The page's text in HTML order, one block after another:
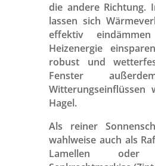
die andere Richtung.
lassen sich
effektiv
Heizenergie
robust und
Fenster
Witterungseinflüssen
Hagel.
Als reiner
wahlweise auch als
Lamellen oder